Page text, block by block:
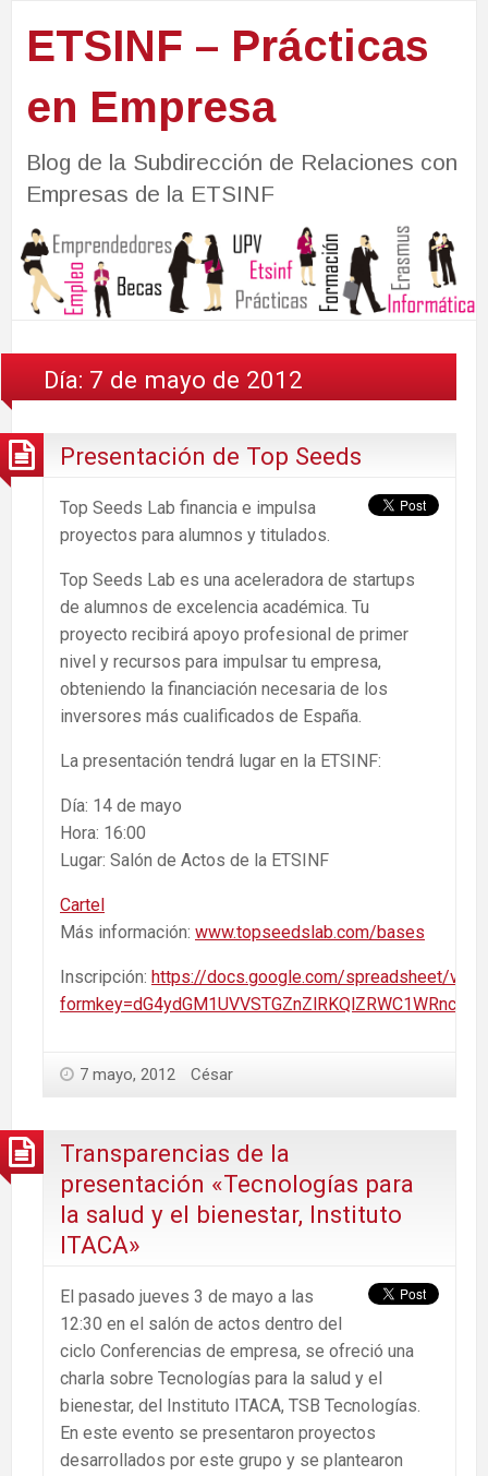
ETSINF – Prácticas
en Empresa
Blog de la Subdirección de Relaciones con
Empresas de la ETSINF
Día: 7 de mayo de 2012
Presentación de Top Seeds
Top Seeds Lab financia e impulsa
proyectos para alumnos y titulados.
Top Seeds Lab es una aceleradora de startups
de alumnos de excelencia académica. Tu
proyecto recibirá apoyo profesional de primer
nivel y recursos para impulsar tu empresa,
obteniendo la financiación necesaria de los
inversores más cualificados de España.
La presentación tendrá lugar en la ETSINF:
Día: 14 de mayo
Hora: 16:00
Lugar: Salón de Actos de la ETSINF
Cartel
Más información: www.topseedslab.com/bases
Inscripción: https://docs.google.com/spreadsheet/
7 mayo, 2012 César
Transparencias de la
presentación «Tecnologías para
la salud y el bienestar, Instituto
ITACA»
El pasado jueves 3 de mayo a las
12:30 en el salón de actos dentro del
ciclo Conferencias de empresa, se ofreció una
charla sobre Tecnologías para la salud y el
bienestar, del Instituto ITACA, TSB Tecnologías.
En este evento se presentaron proyectos
desarrollados por este grupo y se plantearon